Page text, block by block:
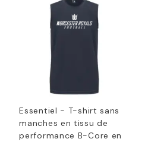
Essentiel - T-shirt sans
manches en tissu de
performance B-Core en